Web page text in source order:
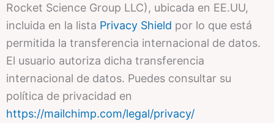
Rocket Science Group LLC), ubicada en EE.UU,
incluida en la lista Privacy Shield por lo que está
permitida la transferencia internacional de datos.
El usuario autoriza dicha transferencia
internacional de datos. Puedes consultar su
política de privacidad en
https://mailchimp.com/legal/privacy/